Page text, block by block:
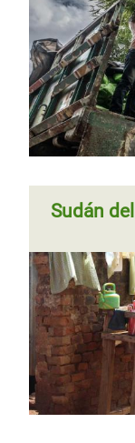
Sudán